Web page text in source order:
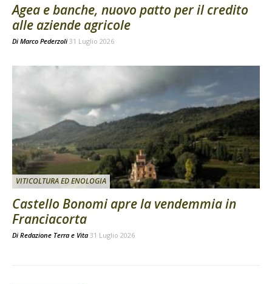
Agea e banche, nuovo patto per il credito
alle aziende agricole
Di Marco Pederzoli 31 Luglio 2026
VITICOLTURA ED ENOLOGIA
Castello Bonomi apre la vendemmia in
Franciacorta
Di Redazione Terra e Vita 31 Luglio 2026